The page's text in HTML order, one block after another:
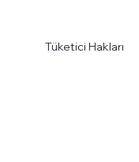
Tüketici Hakları